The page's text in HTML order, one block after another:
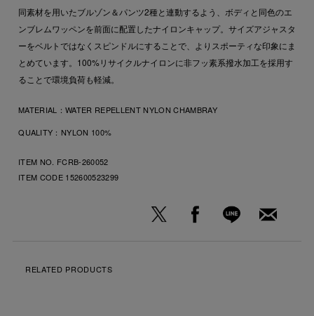
同素材を用いたブルゾン＆パンツ2種と連動するよう、ボディと同色のエ
ンブレムワッペンを前面に配置したナイロンキャップ。サイズアジャスタ
ーをベルトではなくスピンドルにすることで、よりスポーティな印象にま
とめています。100%リサイクルナイロンに非フッ素系撥水加工を採用す
ることで環境負荷も軽減。
MATERIAL： WATER REPELLENT NYLON CHAMBRAY
QUALITY： NYLON 100%
ITEM NO. FCRB-260052
ITEM CODE 152600523299
RELATED PRODUCTS